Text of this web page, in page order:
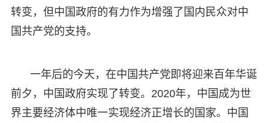
转变，但中国政府的有力作为增强了国内民众对中
国共产党的支持。
一年后的今天，在中国共产党即将迎来百年华诞
前夕，中国政府实现了转变。2020年，中国成为世
界主要经济体中唯一实现经济正增长的国家。中国